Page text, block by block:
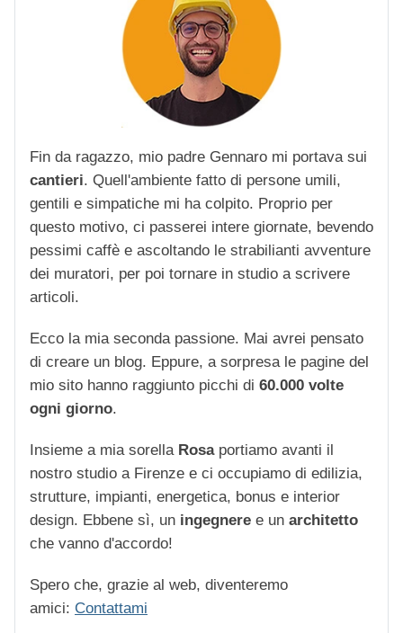
Fin da ragazzo, mio padre Gennaro mi portava sui
cantieri. Quell'ambiente fatto di persone umili,
gentili e simpatiche mi ha colpito. Proprio per
questo motivo, ci passerei intere giornate, bevendo
pessimi caffè e ascoltando le strabilianti avventure
dei muratori, per poi tornare in studio a scrivere
articoli.
Ecco la mia seconda passione. Mai avrei pensato
di creare un blog. Eppure, a sorpresa le pagine del
mio sito hanno raggiunto picchi di 60.000 volte
ogni giorno.
Insieme a mia sorella Rosaportiamo avanti il
nostro studio a Firenze e ci occupiamo di edilizia,
strutture, impianti, energetica, bonus e interior
design. Ebbene sì, un ingegnere e un architetto
che vanno d'accordo!
Spero che, grazie al web, diventeremo
amici: Contattami